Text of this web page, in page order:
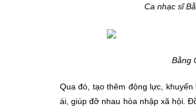
Ca nhạc sĩ
Bằng
Qua đó, tạo thêm động lực,
ái, giúp đỡ nhau hòa nhập xã hội.